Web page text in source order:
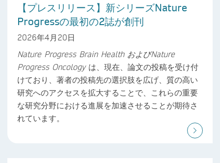
【プレスリリース】新シリーズNature
Progressの最初の2誌が創刊
2026年4月20日
Nature Progress Brain Health およびNature
Progress Oncology は、現在、論文の投稿を受け付
けており、著者の投稿先の選択肢を広げ、質の高い
研究へのアクセスを拡大することで、これらの重要
な研究分野における進展を加速させることが期待さ
れています。